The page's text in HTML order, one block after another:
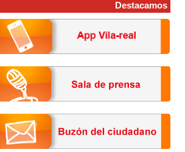
Destacamos